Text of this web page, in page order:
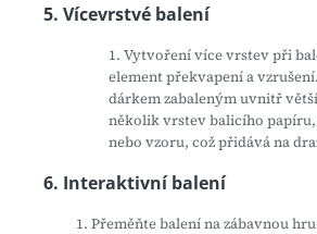
5. Vícevrstvé balení
1. Vytvoření více vrstev při
element překvapení a
dárkem zabaleným uvnitř
několik vrstev balicího
nebo vzoru, což přidává na
6. Interaktivní balení
1. Přeměňte balení na zábavnou